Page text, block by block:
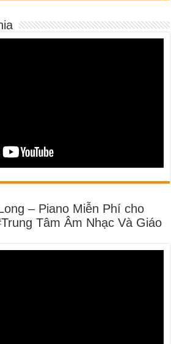
– Piano Miễn Phí cho
Tâm Âm Nhạc Và Giáo